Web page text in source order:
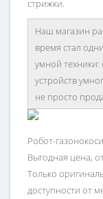
стрижки.
Наш магазин
время стал
умной техники:
устройств
не просто
Робот-
Выгодная цена,
Только
доступности от